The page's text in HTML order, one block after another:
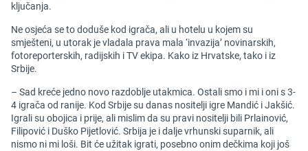
ključanja.
Ne osjeća se to doduše kod igrača, ali u hotelu u kojem su
smješteni, u utorak je vladala prava mala ‘invazija’ novinarskih,
fotoreporterskih, radijskih i TV ekipa. Kako iz Hrvatske, tako i iz
Srbije.
– Sad kreće jedno novo razdoblje utakmica. Ostali smo i mi i oni s 3-
4 igrača od ranije. Kod Srbije su danas nositelji igre Mandić i Jakšić.
Igrali su obojica i prije, ali mislim da su pravi nositelji bili Prlainović,
Filipović i Duško Pijetlović. Srbija je i dalje vrhunski suparnik, ali
nismo ni mi loši. Bit će užitak igrati, posebno onim dečkima koji još